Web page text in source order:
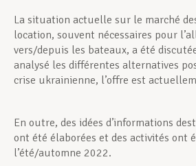
La situation actuelle sur le marché
location, souvent nécessaires pour
vers/depuis les bateaux, a été
analysé les différentes alternatives
crise ukrainienne, l’offre est
En outre, des idées d’informations
ont été élaborées et des activités ont
l’été/automne 2022.